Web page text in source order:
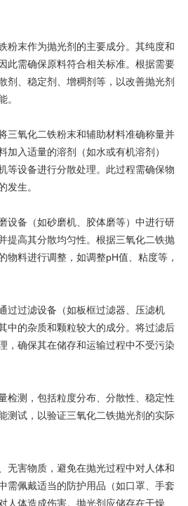
末作为抛光剂的主要成分。其纯度和
此需确保原料符合相关标准。根据需要
剂、稳定剂、增稠剂等，以改善抛光剂
。
氧化二铁粉末和辅助材料准确称量并
加入适量的溶剂（如水或有机溶剂）
等设备进行分散处理。此过程需确保物
发生。
备（如砂磨机、胶体磨等）中进行研
提高其分散均匀性。根据三氧化二铁抛
物料进行调整，如调整pH值、粘度等，
过滤设备（如板框过滤器、压滤机
中的杂质和颗粒较大的成分。将过滤后
，确保其在储存和运输过程中不受污染
测，包括粒度分布、分散性、稳定性
测试，以验证三氧化二铁抛光剂的实际
害物质，避免在抛光过程中对人体和
需佩戴适当的防护用品（如口罩、手套
人体造成伤害。抛光剂应储存在干燥、